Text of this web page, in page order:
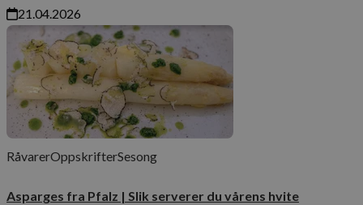
21.04.2026
RåvarerOppskrifterSesong
Asparges fra Pfalz | Slik serverer du vårens hvite